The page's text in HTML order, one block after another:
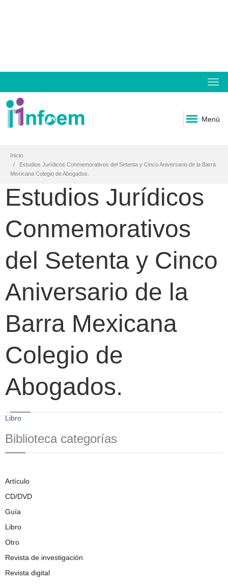
Menú
Inicio
Estudios Jurídicos Conmemorativos del Setenta y Cinco Aniversario de la Barra
Mexicana Colegio de Abogados.
Estudios Jurídicos
Conmemorativos
del Setenta y Cinco
Aniversario de la
Barra Mexicana
Colegio de
Abogados.
Libro
Biblioteca categorías
Artículo
CD/DVD
Guía
Libro
Otro
Revista de investigación
Revista digital